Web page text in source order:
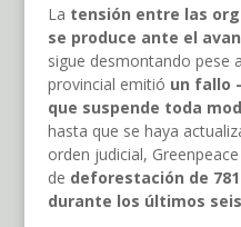
La tensión entre las
se produce ante el
sigue desmontando pese
provincial emitió un fallo
que suspende toda
hasta que se haya
orden judicial,
de deforestación de
durante los últimos